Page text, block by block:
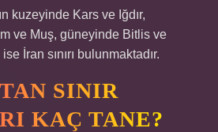
kuzeyinde Kars ve Iğdır,
ve Muş, güneyinde Bitlis ve
İran sınırı bulunmaktadır.
SINIR
KAÇ TANE?